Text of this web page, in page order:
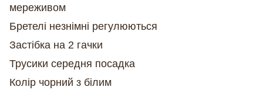
мереживом
Бретелі незнімні регулюються
Застібка на 2 гачки
Трусики середня посадка
Колір чорний з білим